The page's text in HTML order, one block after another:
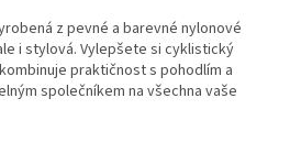
z pevné a barevné nylonové
i stylová. Vylepšete si cyklistický
praktičnost s pohodlím a
společníkem na všechna vaše